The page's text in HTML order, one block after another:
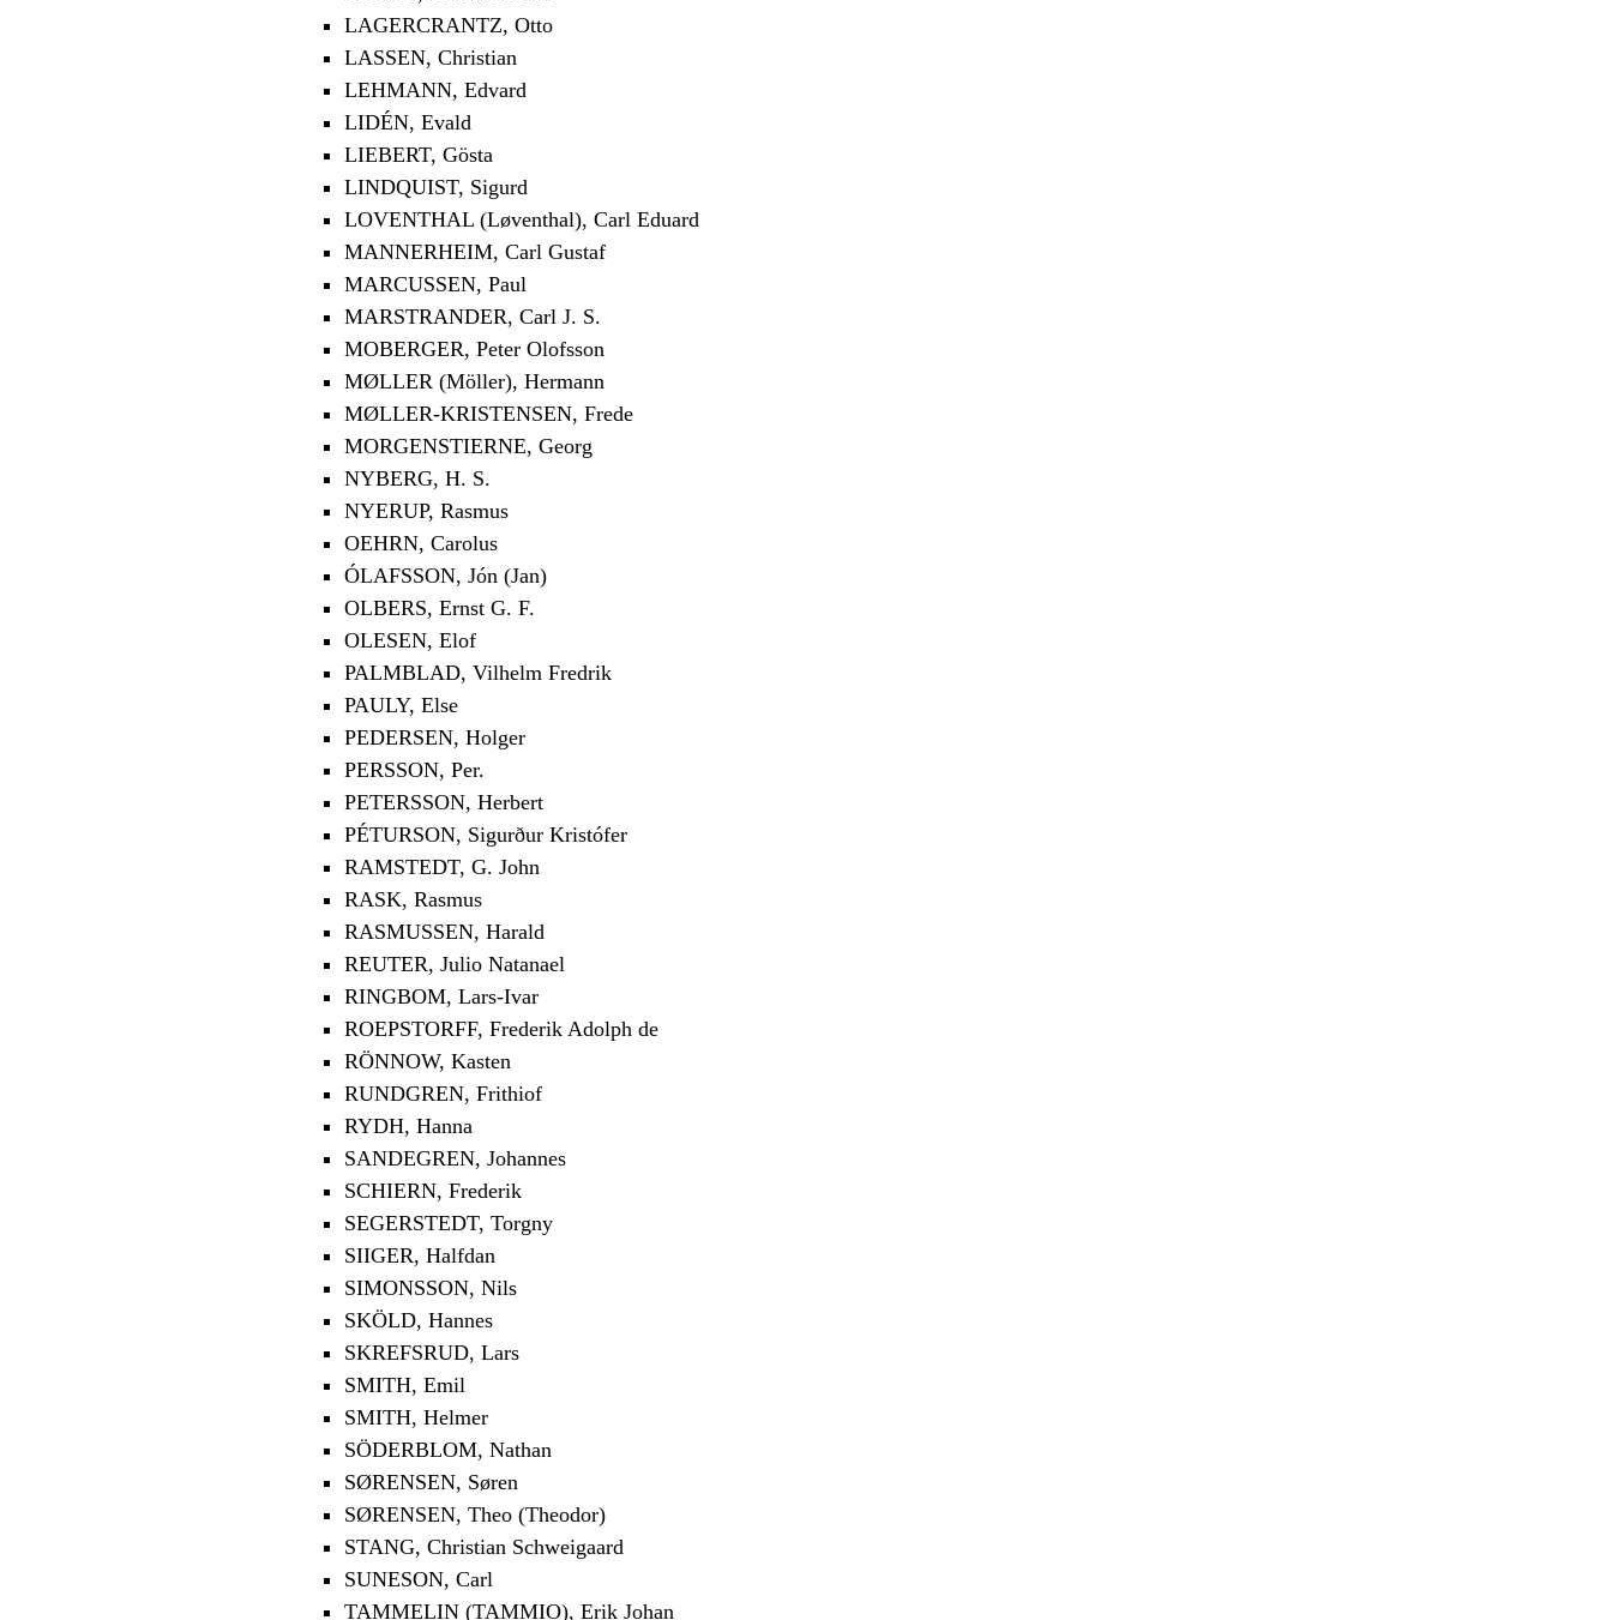
LAGERCRANTZ, Otto
LASSEN, Christian
LEHMANN, Edvard
LIDÉN, Evald
LIEBERT, Gösta
LINDQUIST, Sigurd
LOVENTHAL (Løventhal), Carl Eduard
MANNERHEIM, Carl Gustaf
MARCUSSEN, Paul
MARSTRANDER, Carl J. S.
MOBERGER, Peter Olofsson
MØLLER (Möller), Hermann
MØLLER-KRISTENSEN, Frede
MORGENSTIERNE, Georg
NYBERG, H. S.
NYERUP, Rasmus
OEHRN, Carolus
ÓLAFSSON, Jón (Jan)
OLBERS, Ernst G. F.
OLESEN, Elof
PALMBLAD, Vilhelm Fredrik
PAULY, Else
PEDERSEN, Holger
PERSSON, Per.
PETERSSON, Herbert
PÉTURSON, Sigurður Kristófer
RAMSTEDT, G. John
RASK, Rasmus
RASMUSSEN, Harald
REUTER, Julio Natanael
RINGBOM, Lars-Ivar
ROEPSTORFF, Frederik Adolph de
RÖNNOW, Kasten
RUNDGREN, Frithiof
RYDH, Hanna
SANDEGREN, Johannes
SCHIERN, Frederik
SEGERSTEDT, Torgny
SIIGER, Halfdan
SIMONSSON, Nils
SKÖLD, Hannes
SKREFSRUD, Lars
SMITH, Emil
SMITH, Helmer
SÖDERBLOM, Nathan
SØRENSEN, Søren
SØRENSEN, Theo (Theodor)
STANG, Christian Schweigaard
SUNESON, Carl
TAMMELIN (TAMMIO), Erik Johan